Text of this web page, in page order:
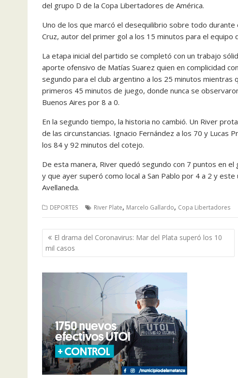
del grupo D de la Copa Libertadores de América.
Uno de los que marcó el desequilibrio sobre todo
Cruz, autor del primer gol a los 15 minutos para el equipo
La etapa inicial del partido se completó con un trabajo
aporte ofensivo de Matías Suarez quien en complicidad
segundo para el club argentino a los 25 minutos mientras
primeros 45 minutos de juego, donde nunca se
Buenos Aires por 8 a 0.
En la segundo tiempo, la historia no cambió. Un River
de las circunstancias. Ignacio Fernández a los 70 y
los 84 y 92 minutos del cotejo.
De esta manera, River quedó segundo con 7 puntos en
y que ayer superó como local a San Pablo por 4 a 2 y
Avellaneda.
DEPORTES River Plate, Marcelo Gallardo, Copa Libertadores
Navegación
de
entradas
El drama del Coronavirus: Mar del Plata superó los 10
mil casos